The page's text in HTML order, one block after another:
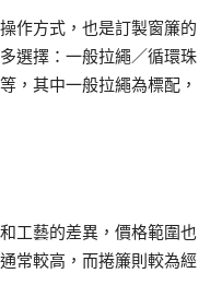
作方式，也是訂製窗簾的
選擇：一般拉繩／循環珠
等，其中一般拉繩為標配，
工藝的差異，價格範圍也
常較高，而捲簾則較為經